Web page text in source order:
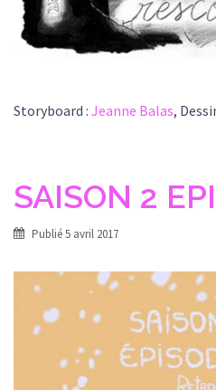
Storyboard : Jeanne Balas,
SAISON 2
Publié5 avril 2017